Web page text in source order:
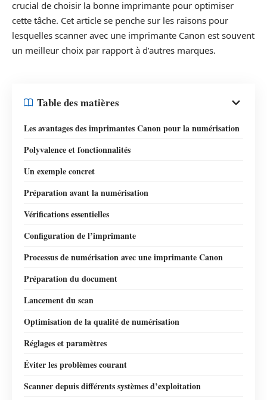
crucial de choisir la bonne imprimante pour optimiser
cette tâche. Cet article se penche sur les raisons pour
lesquelles scanner avec une imprimante Canon est souvent
un meilleur choix par rapport à d’autres marques.
Table des matières
Les avantages des imprimantes Canon pour la numérisation
Polyvalence et fonctionnalités
Un exemple concret
Préparation avant la numérisation
Vérifications essentielles
Configuration de l’imprimante
Processus de numérisation avec une imprimante Canon
Préparation du document
Lancement du scan
Optimisation de la qualité de numérisation
Réglages et paramètres
Éviter les problèmes courant
Scanner depuis différents systèmes d’exploitation